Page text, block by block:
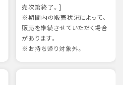
売次第終了。]
※期間内の販売状況によって、
販売を継続させていただく場合
があります。
※お持ち帰り対象外。